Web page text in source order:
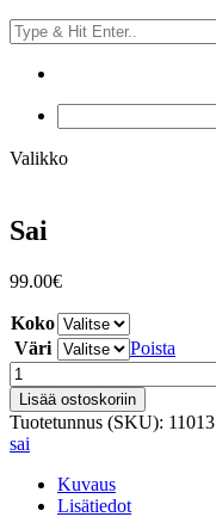
Valikko
Sai
99.00€
Koko
Väri
Poista
Sai
määrä
Lisää ostoskoriin
Tuotetunnus (SKU): 11013
sai
Kuvaus
Lisätiedot